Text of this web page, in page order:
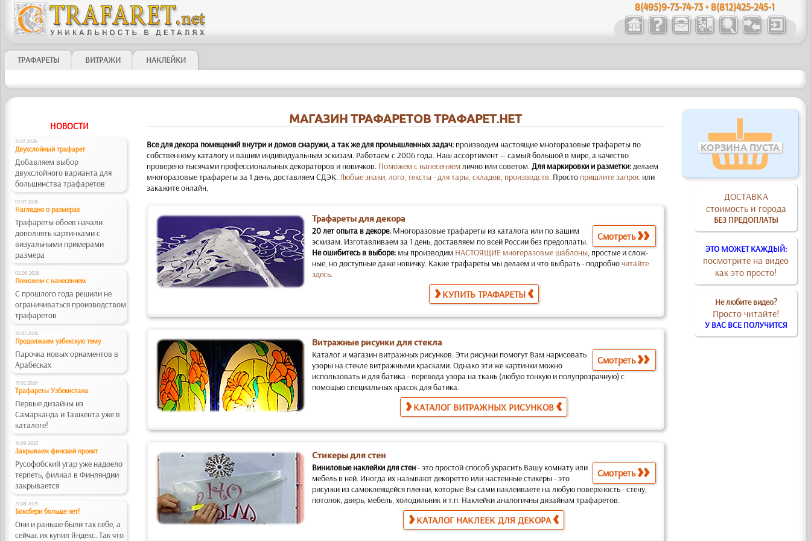
8(495)9-73-74-73 • 8(812)425-245-1
ТРАФАРЕТЫ ВИТРАЖИ НАКЛЕЙКИ
НОВОСТИ
11.07.2026
Двухслойный трафарет
Добавляем выбор
двухслойного варианта для
большинства трафаретов
01.07.2026
Наглядно о размерах
Трафареты обоев начали
дополнять картинками с
визуальными примерами
размера
02.06.2026
Поможем с нанесением
С прошлого года решили не
ограничиваться производством
трафаретов
22.05.2026
Продолжаем узбекскую тему
Парочка новых орнаментов в
Арабесках
13.02.2026
Трафареты Узбекистана
Первые дизайны из
Самарканда и Ташкента уже в
каталоге!
14.09.2025
Закрываем финский проект
Русофобский угар уже надоело
терпеть, филиал в Финляндии
закрывается
21.08.2025
Боксбери больше нет!
Они и раньше были так себе, а
сейчас их купил Яндекс. Так что
КОРЗИНА ПУСТА
ДОСТАВКА
стоимость и города
БЕЗ ПРЕДОПЛАТЫ
ЭТО МОЖЕТ КАЖДЫЙ:
посмотрите на видео
как это просто!
Не любите видео?
Просто читайте!
У ВАС ВСЕ ПОЛУЧИТСЯ
МАГАЗИН ТРАФАРЕТОВ ТРАФАРЕТ.НЕТ
Все для декора помещений внутри и домов снаружи, а так же для промышленных задач:производим настоящие многоразовые трафареты по
собственному каталогу и вашим индивидуальным эскизам. Работаем с 2006 года. Наш ассортимент — самый большой в мире, а качество
проверено тысячами профессиональных декораторов и новичков. Поможем с нанесением лично или советом.Для маркировки и разметки:делаем
многоразовые трафареты за 1 день, доставляем СДЭК.Любые знаки, лого, тексты - для тары, складов, производств.Просто пришлите запросили
закажите онлайн.
Трафареты для декора
Смотреть
20 лет опыта в декоре. Многоразовые трафареты из каталога или по вашим
эскизам. Изготавливаем за 1 день, доставляем по всей России без предоплаты.
Не ошибитесь в выборе:мы производим НАСТОЯЩИЕ многоразовые шаблоны, простые и слож­
ные, но доступные даже новичку. Какие трафареты мы делаем и что выбрать - подробночитайте
здесь.
КУПИТЬ ТРАФАРЕТЫ
Витражные рисунки для стекла
Смотреть
Каталог и магазин витражных рисунков.Эти рисунки помогут Вам нарисовать
узоры на стекле витражными красками. Однако эти же картинки можно
использовать и для батика- перевода узора на ткань (любую тонкую и полупрозрачную) с
помощью специальных красок для батика.
КАТАЛОГ ВИТРАЖНЫХ РИСУНКОВ
Стикеры для стен
Смотреть
Виниловые наклейки для стен-это простой способ украсить Вашу комнату или
мебель в ней. Иногда их называют декоретто или настенные стикеры -это
рисунки из самоклеящейся пленки, которые Вы сами наклеиваете на любую поверхность- стену,
потолок, дверь, мебель, холодильник и т.п. Наклейки аналогичны дизайнам трафаретов.
КАТАЛОГ НАКЛЕЕК ДЛЯ ДЕКОРА